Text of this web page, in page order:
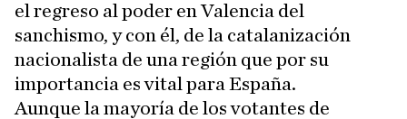
el regreso al poder en Valencia del
sanchismo, y con él, de la catalanización
nacionalista de una región que por su
importancia es vital para España.
Aunque la mayoría de los votantes de